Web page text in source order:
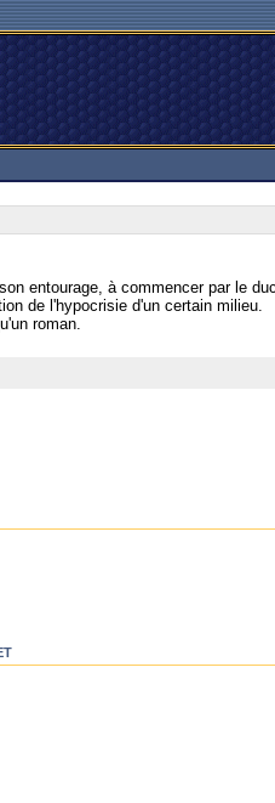
entourage, à commencer par le
de l'hypocrisie d'un certain milieu.
roman.